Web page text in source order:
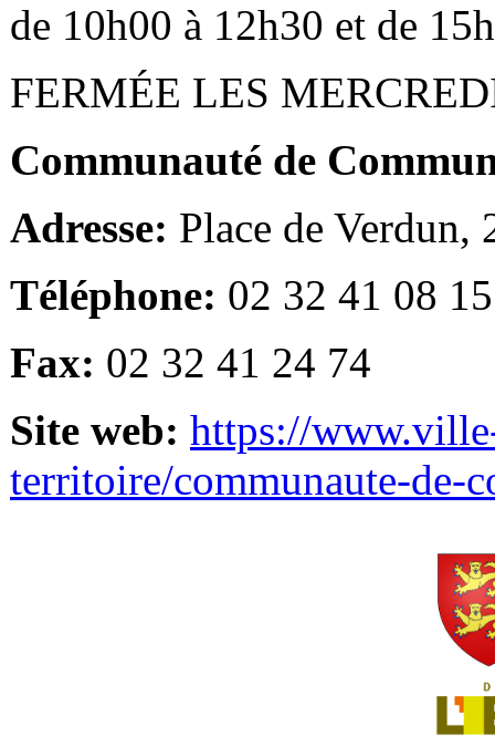
de 10h00 à 12h30 et de
FERMÉE LES
Communauté de
Adresse: Place de Verdun,
Téléphone: 02 32 41 08 15
Fax: 02 32 41 24 74
Site web: https://
territoire/communaute-de-